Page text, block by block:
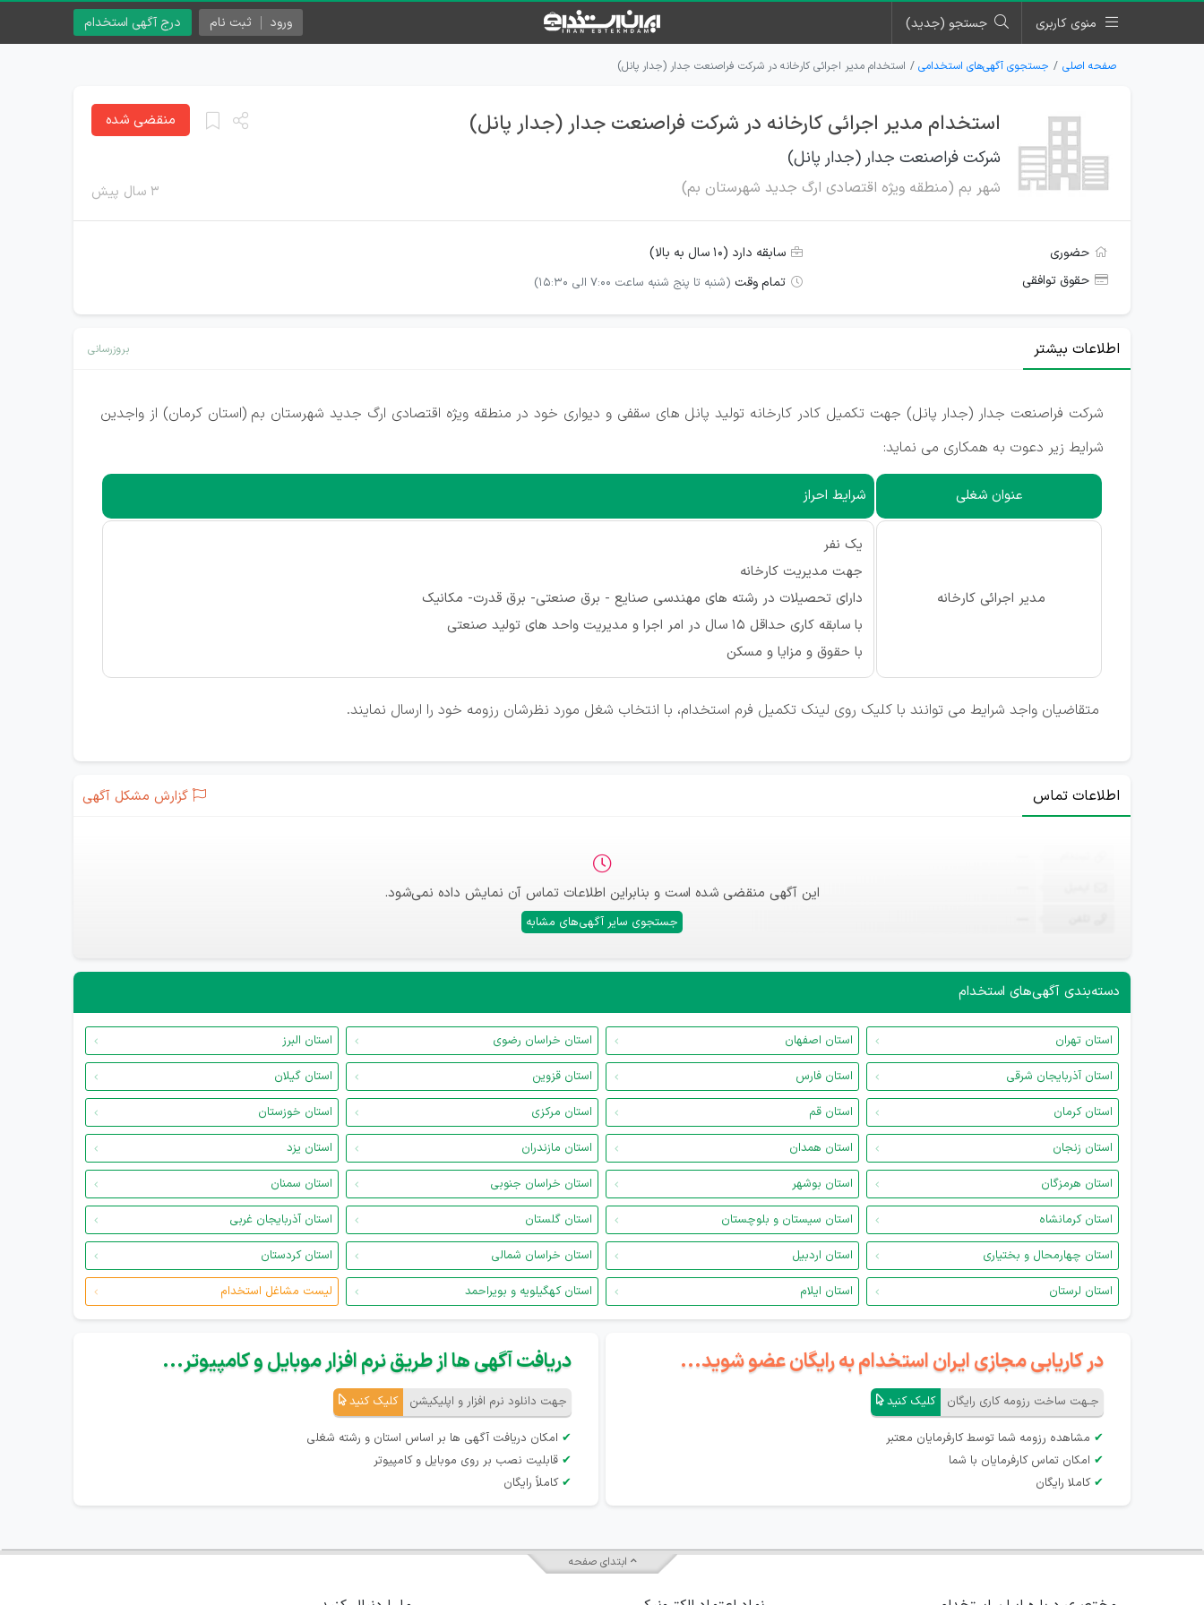
منوی کاربری جستجو (جدید) درج آگهی استخدام ورود ثبت نام
صفحه اصلی جستجوی آگهی‌های استخدامی استخدام مدیر اجرائی کارخانه در شرکت فراصنعت جدار (جدار پانل)
استخدام مدیر اجرائی کارخانه در شرکت فراصنعت جدار (جدار پانل)
شرکت فراصنعت جدار (جدار پانل)
شهر بم (منطقه ویژه اقتصادی ارگ جدید شهرستان بم) ۳ سال پیش
منقضی شده
حضوری
سابقه دارد (۱۰ سال به بالا)
حقوق توافقی
تمام وقت (شنبه تا پنج شنبه ساعت 7:00 الی 15:30)
اطلاعات بیشتر بروزرسانی
شرکت فراصنعت جدار (جدار پانل) جهت تکمیل کادر کارخانه تولید پانل های سقفی و دیواری خود در منطقه ویژه اقتصادی ارگ جدید شهرستان بم (استان کرمان) از واجدین
شرایط زیر دعوت به همکاری می نماید:
عنوان شغلی شرایط احراز
مدیر اجرائی کارخانه
یک نفر
جهت مدیریت کارخانه
دارای تحصیلات در رشته های مهندسی صنایع - برق صنعتی- برق قدرت- مکانیک
با سابقه کاری حداقل 15 سال در امر اجرا و مدیریت واحد های تولید صنعتی
با حقوق و مزایا و مسکن
متقاضیان واجد شرایط می توانند با کلیک روی لینک تکمیل فرم استخدام، با انتخاب شغل مورد نظرشان رزومه خود را ارسال نمایند.
اطلاعات تماس گزارش مشکل آگهی
این آگهی منقضی شده است و بنابراین اطلاعات تماس آن نمایش داده نمی‌شود.
جستجوی سایر آگهی‌های مشابه
دسته‌بندی آگهی‌های استخدام
استان تهران استان اصفهان استان خراسان رضوی
استان البرز
استان آذربایجان شرقی
استان فارس استان قزوین
استان گیلان
استان کرمان
استان قم استان مرکزی
استان خوزستان
استان زنجان
استان همدان استان مازندران
استان یزد
استان هرمزگان
استان بوشهر استان خراسان جنوبی
استان سمنان
استان کرمانشاه
استان سیستان و بلوچستان استان گلستان
استان آذربایجان غربی
استان چهارمحال و بختیاری
استان اردبیل استان خراسان شمالی
استان کردستان
استان لرستان
استان ایلام استان کهگیلویه و بویراحمد لیست مشاغل استخدام
در کاریابی مجازی ایران استخدام به رایگان عضو شوید...
جـهت ساخت رزومه کاری رایگان کلیک کنید
✔ مشاهده رزومه شما توسط کارفرمایان معتبر
✔ امکان تماس کارفرمایان با شما
✔ کاملا رایگان
دریافت آگهی ها از طریق نرم افزار موبایل و کامپیوتر...
جهت دانلود نرم افزار و اپلیکیشن کلیک کنید
✔ امکان دریافت آگهی ها بر اساس استان و رشته شغلی
✔ قابلیت نصب بر روی موبایل و کامپیوتر
✔ کاملاً رایگان
ابتدای صفحه